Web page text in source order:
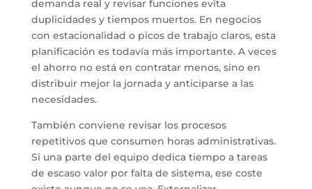
demanda real y revisar funciones evita
duplicidades y tiempos muertos. En negocios
con estacionalidad o picos de trabajo claros, esta
planificación es todavía más importante. A veces
el ahorro no está en contratar menos, sino en
distribuir mejor la jornada y anticiparse a las
necesidades.
También conviene revisar los procesos
repetitivos que consumen horas administrativas.
Si una parte del equipo dedica tiempo a tareas
de escaso valor por falta de sistema, ese coste